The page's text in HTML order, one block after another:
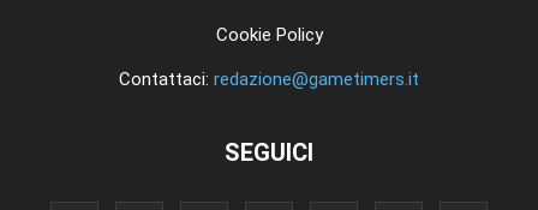
Cookie Policy
Contattaci: redazione@gametimers.it
SEGUICI